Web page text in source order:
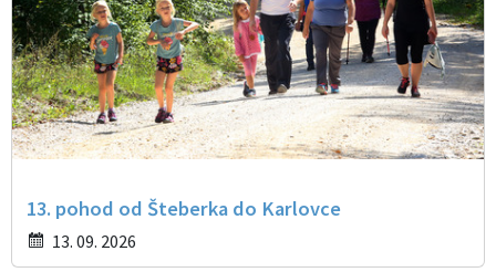
13. pohod od Šteberka do Karlovce
13. 09. 2026